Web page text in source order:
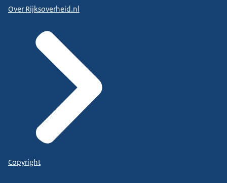
Over Rijksoverheid.nl
Copyright